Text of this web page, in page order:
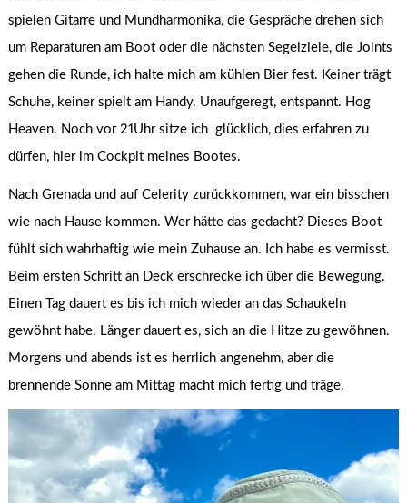
spielen Gitarre und Mundharmonika, die Gespräche drehen sich
um Reparaturen am Boot oder die nächsten Segelziele, die Joints
gehen die Runde, ich halte mich am kühlen Bier fest. Keiner trägt
Schuhe, keiner spielt am Handy. Unaufgeregt, entspannt. Hog
Heaven. Noch vor 21Uhr sitze ich glücklich, dies erfahren zu
dürfen, hier im Cockpit meines Bootes.
Nach Grenada und auf Celerity zurückkommen, war ein bisschen
wie nach Hause kommen. Wer hätte das gedacht? Dieses Boot
fühlt sich wahrhaftig wie mein Zuhause an. Ich habe es vermisst.
Beim ersten Schritt an Deck erschrecke ich über die Bewegung.
Einen Tag dauert es bis ich mich wieder an das Schaukeln
gewöhnt habe. Länger dauert es, sich an die Hitze zu gewöhnen.
Morgens und abends ist es herrlich angenehm, aber die
brennende Sonne am Mittag macht mich fertig und träge.